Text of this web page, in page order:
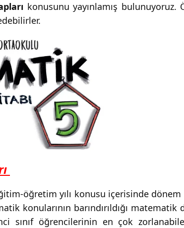
konusunu yayınlamış
öğretim yılı konusu içerisinde dönem
konularının barındırıldığı matematik
sınıf öğrencilerinin en çok